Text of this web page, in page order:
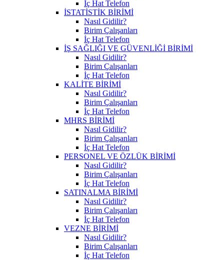
İç Hat Telefon
İSTATİSTİK BİRİMİ
Nasıl Gidilir?
Birim Çalışanları
İç Hat Telefon
İŞ SAĞLIĞI VE GÜVENLİĞİ BİRİMİ
Nasıl Gidilir?
Birim Çalışanları
İç Hat Telefon
KALİTE BİRİMİ
Nasıl Gidilir?
Birim Çalışanları
İç Hat Telefon
MHRS BİRİMİ
Nasıl Gidilir?
Birim Çalışanları
İç Hat Telefon
PERSONEL VE ÖZLÜK BİRİMİ
Nasıl Gidilir?
Birim Çalışanları
İç Hat Telefon
SATINALMA BİRİMİ
Nasıl Gidilir?
Birim Çalışanları
İç Hat Telefon
VEZNE BİRİMİ
Nasıl Gidilir?
Birim Çalışanları
İç Hat Telefon